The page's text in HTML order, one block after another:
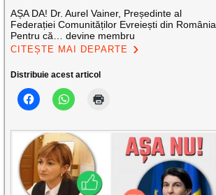
AȘA DA! Dr. Aurel Vainer, Președinte al
Federației Comunităților Evreiești din România
Pentru că… devine membru
CITEȘTE MAI DEPARTE
Distribuie acest articol